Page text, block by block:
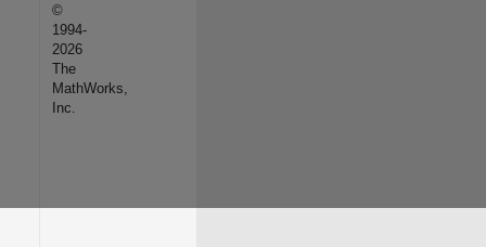
©
1994-
2026
The
MathWorks,
Inc.